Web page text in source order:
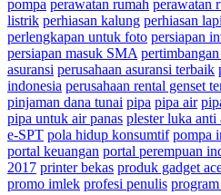
pompa perawatan rumah perawatan
listrik perhiasan kalung perhiasan
perlengkapan untuk foto persiapan
persiapan masuk SMA
asuransi perusahaan asuransi terbaik
indonesia perusahaan rental genset
pinjaman dana tunai pipa pipa air
pipa untuk air panas plester luka anti
e-SPT pola hidup konsumtif pompa
portal keuangan portal perempuan
2017 printer bekas produk gadget
promo imlek profesi penulis